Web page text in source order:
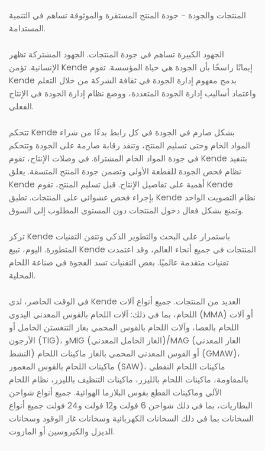
المنتجات والجودة - جودة المنتج المستقرة والموثوقة تساهم في التنمية
المستدامة.
الجهود الكبيرة تساهم في جودة المنتجات. الجهود المشتركة تظهر
الإنسانية. تؤمن Kende إيمانًا راسخًا بأن الجودة هي حياة المؤسسة. تقوم
Kende بدمج مفهوم إدارة الجودة في ثقافة الشركة من خلال التعلم
واعتماد أساليب إدارة الجودة المتعددة، ووضع نظام إدارة الجودة في الإنتاج
الفعلي.
تتحكم Kende بشكل صارم في الجودة في كل رابط بدءًا من شراء
المواد الخام وحتى تسليم المنتج، وتنفذ رقابة صارمة على الجودة وتتحكم
في جودة المواد الخام المشتراة. في وصلات الإنتاج، تقوم Kende بتنفيذ
نظام فحص الجودة للقطعة الأولى وتضمن جودة المنتج المتسقة. يعلق
Kende أهمية على تفاصيل الإنتاج. قبل تسليم المنتج، تقوم Kende
بإجراء فحص عشوائي على المنتجات. تطبق Kende نظام التصويت الواحد
وتمنع بشكل فعال دخول المنتجات دون المستوى المطلوب إلى السوق.
تركز Kende باستمرار على البحث والتطوير الذكي وتتقن التقنيات
المتطورة. اليوم، تبيع Kende المنتجات في جميع أنحاء العالم، وقد اعتمدت
تقنيات متقدمة عالميًا. بعض التقنيات تسد الفجوة في صناعة اللحام
المحلية.
في الوقت الحاضر، لدى Kende العديد من المنتجات. جميع أنواع آلات
اللحام، بما في ذلك: آلات اللحام بالقوس المعدني اليدوي (MMA) أو آلات
اللحام بالعصا، وآلات اللحام بالقوس المحمي بغاز التنغستن الخامل أو
الأرجون (TIG)، وMIG (الغاز الخامل المعدني)/MAG (الغاز المعدني
النشط) أو القوس المعدني المحمي بالغاز ماكينات اللحام (GMAW)،
ماكينات اللحام بالقوس المغمور (SAW)، ماكينات اللحام النقطي
بالمقاومة، ماكينات اللحام بالليزر، ماكينات التنظيف بالليزر، نظام اللحام
الآلي وماكينات القطع بقوس البلازما الهوائية. جميع أنواع شواحن
البطاريات، بما في ذلك شواحن 6 فولت و12 فولت و24 فولت جميع أنواع
السخانات بما في ذلك السخانات الكهربائية وسخانات غاز الوقود وسخانات
الديزل والكيروسين أو المازوت.